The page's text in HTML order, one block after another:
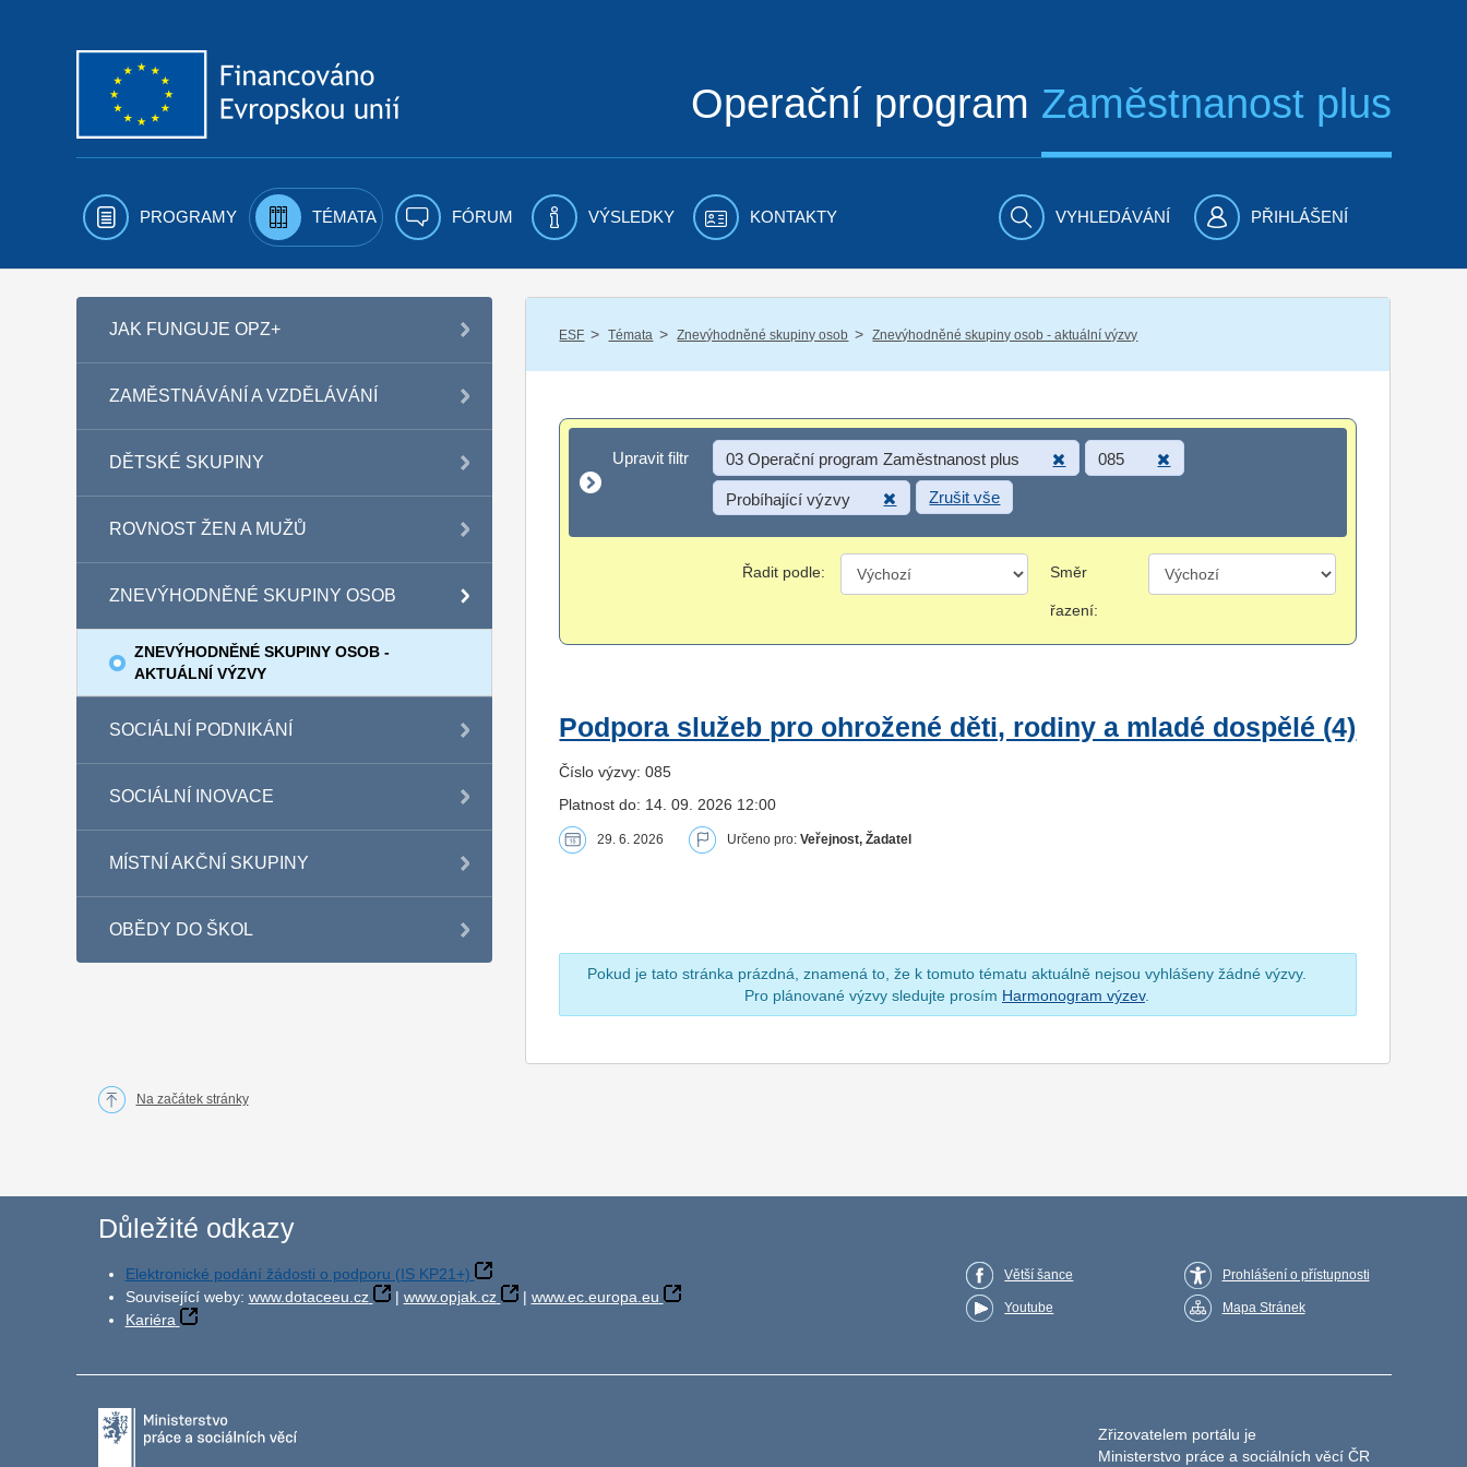
Operační program Zaměstnanost plus
PROGRAMY TÉMATA FÓRUM VÝSLEDKY KONTAKTY VYHLEDÁVÁNÍ PŘIHLÁŠENÍ
JAK FUNGUJE OPZ+
ZAMĚSTNÁVÁNÍ A VZDĚLÁVÁNÍ
DĚTSKÉ SKUPINY
ROVNOST ŽEN A MUŽŮ
ZNEVÝHODNĚNÉ SKUPINY OSOB
ZNEVÝHODNĚNÉ SKUPINY OSOB -
AKTUÁLNÍ VÝZVY
SOCIÁLNÍ PODNIKÁNÍ
SOCIÁLNÍ INOVACE
MÍSTNÍ AKČNÍ SKUPINY
OBĚDY DO ŠKOL
ESF / Témata / Znevýhodněné skupiny osob / Znevýhodněné skupiny osob - aktuální výzvy
Upravit filtr
Upravit filtr 03 Operační program Zaměstnanost plus 085
Probíhající výzvy Zrušit vše
Řadit podle: Směr
řazení:
Podpora služeb pro ohrožené děti, rodiny a mladé dospělé (4)
Číslo výzvy: 085
Platnost do: 14. 09. 2026 12:00
29. 6. 2026 Určeno pro:Veřejnost, Žadatel
Pokud je tato stránka prázdná, znamená to, že k tomuto tématu aktuálně nejsou vyhlášeny žádné výzvy.
Pro plánované výzvy sledujte prosím Harmonogram výzev.
Na začátek stránky
Důležité odkazy
Elektronické podání žádosti o podporu (IS KP21+)
Související weby: www.dotaceeu.cz | www.opjak.cz | www.ec.europa.eu
Kariéra
Větší šance
Youtube
Prohlášení o přístupnosti
Mapa Stránek
Zřizovatelem portálu je
Ministerstvo práce a sociálních věcí ČR